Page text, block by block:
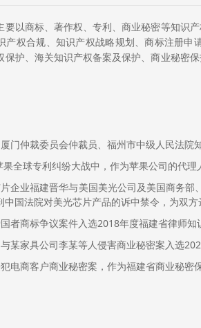
要以商标、著作权、专利、商业秘密等知识
产权合规、知识产权战略规划、商标注册
保护、海关知识产权备案及保护、商业秘密
门仲裁委员会仲裁员、福州市中级人民法院
全球专利纠纷大战中，作为苹果公司的代
企业福建晋华与美国美光公司及美国商务
国法院对美光芯片产品的诉中禁令，为双方
者商标争议案件入选2018年度福建省律师知
某家具公司李某等人侵害商业秘密案入选
电商客户商业秘密案，作为福建省商业秘密